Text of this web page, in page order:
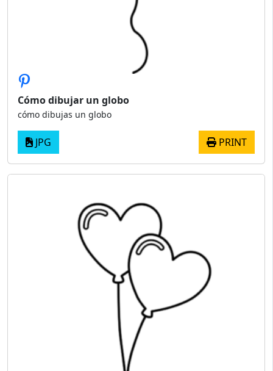
Cómo dibujar un globo
cómo dibujas un globo
JPG PRINT